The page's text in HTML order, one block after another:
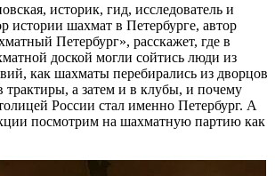
историк, гид, исследователь и
истории шахмат в Петербурге, автор
Петербург», расскажет, где в
доской могли сойтись люди из
как шахматы перебирались из дворцов
трактиры, а затем и в клубы, и почему
России стал именно Петербург. А
посмотрим на шахматную партию как